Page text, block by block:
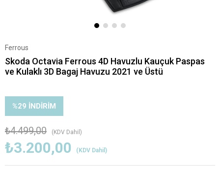
Ferrous
Skoda Octavia Ferrous 4D Havuzlu Kauçuk Paspas
ve Kulaklı 3D Bagaj Havuzu 2021 ve Üstü
%29 İNDIRIM
₺4.499,00 (KDV Dahil)
₺3.200,00 (KDV Dahil)